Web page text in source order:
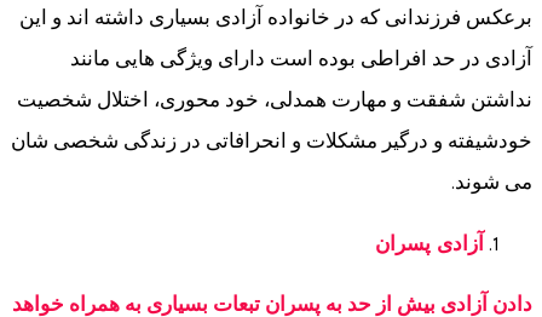
برعکس فرزندانی که در خانواده آزادی بسیاری داشته اند و این
آزادی در حد افراطی بوده است دارای ویژگی هایی مانند
نداشتن شفقت و مهارت همدلی، خود محوری، اختلال شخصیت
خودشیفته و درگیر مشکلات و انحرافاتی در زندگی شخصی شان
می شوند.
آزادی پسران
دادن آزادی بیش از حد به پسران تبعات بسیاری به همراه خواهد